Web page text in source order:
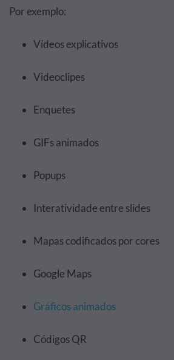
Por exemplo:
Vídeos explicativos
Videoclipes
Enquetes
GIFs animados
Popups
Interatividade entre slides
Mapas codificados por cores
Google Maps
Gráficos animados
Códigos QR